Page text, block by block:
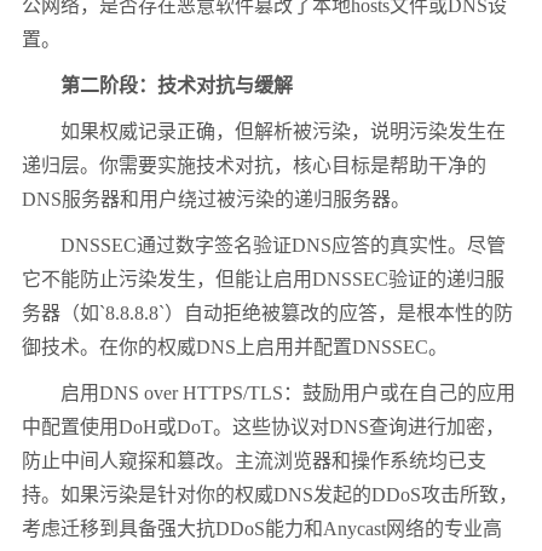
公网络，是否存在恶意软件篡改了本地hosts文件或 DNS设
置。
第二阶段：技术对抗与缓解
如果权威记录正确，但解析被污染，说明污染发生在
递归层。你需要实施技术对抗，核心目标是帮助干净的
DNS服务器和用户绕过被污染的递归服务器。
DNSSEC通过数字签名验证DNS应答的真实性。尽管
它不能防止污染发生，但能让启用DNSSEC验证的递归服
务器（如`8.8.8.8`）自动拒绝被篡改的应答，是根本性的防
御技术。在你的权威DNS 上启用并配置DNSSEC。
启用DNS over HTTPS/TLS ：鼓励用户或在自己的应用
中配置使用DoH或DoT。这些协议对DNS查询进行加密，
防止中间人窥探和篡改。主流浏览器和操作系统均已支
持。如果污染是针对你的权威DNS发起的DDoS攻击所致，
考虑迁移到具备强大抗DDoS能力和Anycast网络的专业高